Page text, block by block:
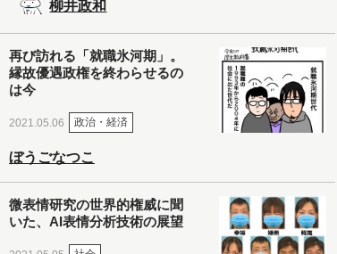
柳井政和
再び訪れる「就職氷河期」。
縁故優遇政権を終わらせるの
は今
2021.05.06 政治・経済
ぼうごなつこ
微表情研究の世界的権威に聞
いた、AI表情分析技術の展望